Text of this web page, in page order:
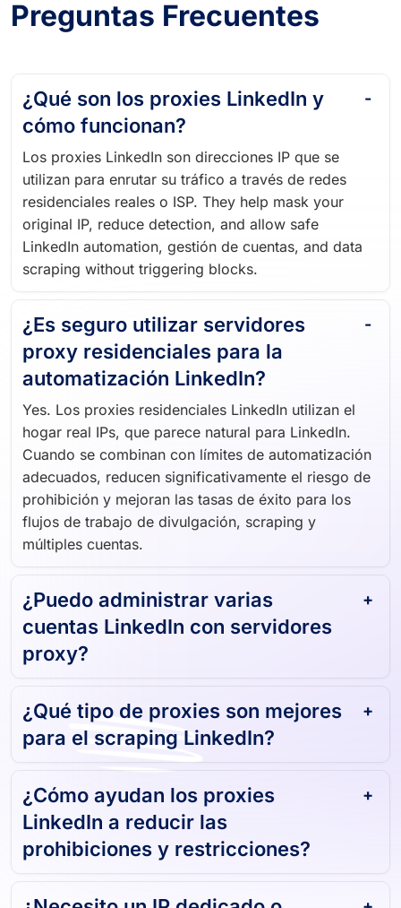
Preguntas Frecuentes
¿Qué son los proxies LinkedIn y
cómo funcionan?
Los proxies LinkedIn son direcciones IP que se
utilizan para enrutar su tráfico a través de redes
residenciales reales o ISP. They help mask your
original IP, reduce detection, and allow safe
LinkedIn automation, gestión de cuentas, and data
scraping without triggering blocks.
¿Es seguro utilizar servidores
proxy residenciales para la
automatización LinkedIn?
Yes. Los proxies residenciales LinkedIn utilizan el
hogar real IPs, que parece natural para LinkedIn.
Cuando se combinan con límites de automatización
adecuados, reducen significativamente el riesgo de
prohibición y mejoran las tasas de éxito para los
flujos de trabajo de divulgación, scraping y
múltiples cuentas.
¿Puedo administrar varias
cuentas LinkedIn con servidores
proxy?
¿Qué tipo de proxies son mejores
para el scraping LinkedIn?
¿Cómo ayudan los proxies
LinkedIn a reducir las
prohibiciones y restricciones?